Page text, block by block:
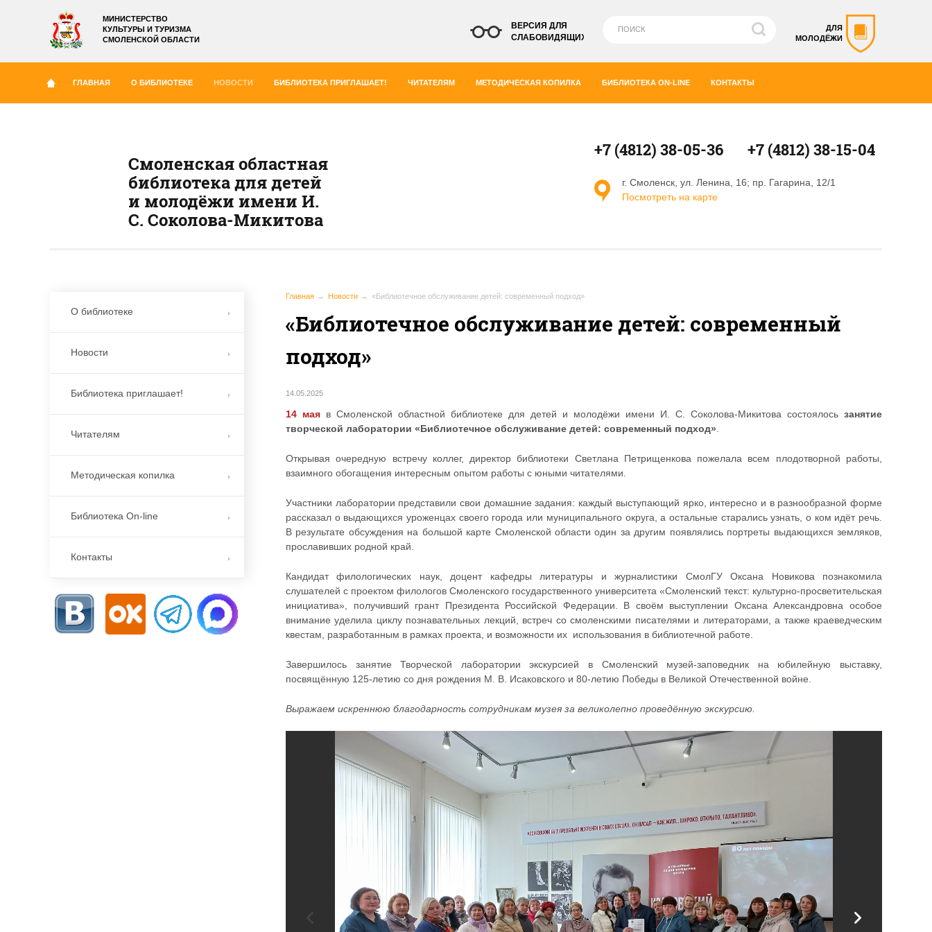
МИНИСТЕРСТВО
КУЛЬТУРЫ И ТУРИЗМА
СМОЛЕНСКОЙ ОБЛАСТИ
ДЛЯ
МОЛОДЁЖИ
ВЕРСИЯ ДЛЯ
СЛАБОВИДЯЩИХ
ГЛАВНАЯ О БИБЛИОТЕКЕ НОВОСТИ БИБЛИОТЕКА ПРИГЛАШАЕТ! ЧИТАТЕЛЯМ МЕТОДИЧЕСКАЯ КОПИЛКА БИБЛИОТЕКА ON-LINE КОНТАКТЫ
Смоленская областная
библиотека для детей
и молодёжи имени И.
С. Соколова-Микитова
+7 (4812) 38-05-36 +7 (4812) 38-15-04
г. Смоленск, ул. Ленина, 16; пр. Гагарина, 12/1
Посмотреть на карте
Главная Новости «Библиотечное обслуживание детей: современный подход»
«Библиотечное обслуживание детей: современный
подход»
14.05.2025
14 мая в Смоленской областной библиотеке для детей и молодёжи имени И. С. Соколова-Микитова состоялось занятие
творческой лаборатории «Библиотечное обслуживание детей: современный подход»
Открывая очередную встречу коллег, директор библиотеки Светлана Петрищенкова пожелала всем плодотворной работы,
взаимного обогащения интересным опытом работы с юными читателями.
Участники лаборатории представили свои домашние задания: каждый выступающий ярко, интересно и в разнообразной форме
рассказал о выдающихся уроженцах своего города или муниципального округа, а остальные старались узнать, о ком идёт речь.
В результате обсуждения на большой карте Смоленской области один за другим появлялись портреты выдающихся земляков,
прославивших родной край.
Кандидат филологических наук, доцент кафедры литературы и журналистики СмолГУ Оксана Новикова познакомила
слушателей с проектом филологов Смоленского государственного университета «Смоленский текст: культурно-просветительская
инициатива», получивший грант Президента Российской Федерации. В своём выступлении Оксана Александровна особое
внимание уделила циклу познавательных лекций, встреч со смоленскими писателями и литераторами, а также краеведческим
квестам, разработанным в рамках проекта, и возможности их использования в библиотечной работе.
Завершилось занятие Творческой лаборатории экскурсией в Смоленский музей-заповедник на юбилейную выставку,
посвящённую 125-летию со дня рождения М. В. Исаковского и 80-летию Победы в Великой Отечественной войне.
Выражаем искреннюю благодарность сотрудникам музея за великолепно проведённую экскурсию.
О библиотеке
Новости
Библиотека приглашает!
Читателям
Методическая копилка
Библиотека On-line
Контакты